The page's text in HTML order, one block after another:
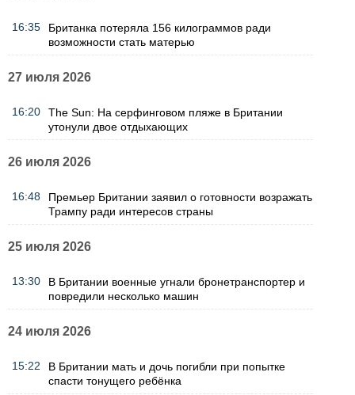
16:35
Британка потеряла 156 килограммов ради
возможности стать матерью
27 июля 2026
16:20
The Sun: На серфинговом пляже в Британии
утонули двое отдыхающих
26 июля 2026
16:48
Премьер Британии заявил о готовности возражать
Трампу ради интересов страны
25 июля 2026
13:30
В Британии военные угнали бронетранспортер и
повредили несколько машин
24 июля 2026
15:22
В Британии мать и дочь погибли при попытке
спасти тонущего ребёнка